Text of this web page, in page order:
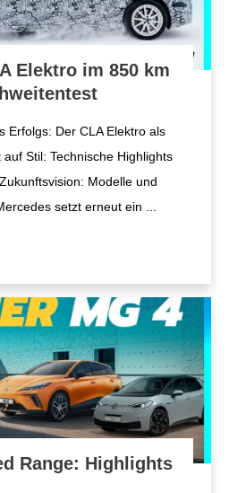
Elektro im 850 km
Erfolgs: Der CLA Elektro als
Stil: Technische Highlights
Modelle und
setzt erneut ein
Range: Highlights